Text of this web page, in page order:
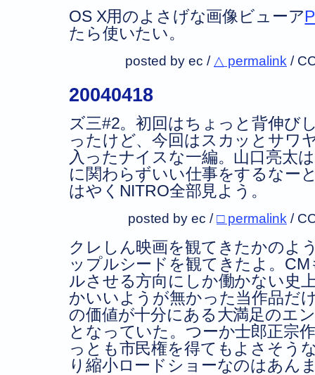
OS X用のよさげな画像ビューア
たら使いたい。
posted by ec / △ permalink /
20040418
ズ三#2。初回はちょっと背伸び
ったけど、今回はスカッとサワ
入ったナイスな一編。山口亮太
に関わらずいい仕事をするなー
はやくNITRO全部見よう。
posted by ec /□ permalink /
クレしん映画を観てきたかのよ
ップルシードを観てきたよ。
ルさせる方向にしか働かない史
かいいようが無かった当作品だ
の価値が十分にある大満足のエ
となっていた。つーか士郎正宗
っとも市民権を得てもよさそう
り縮小ロードショーなのはあん